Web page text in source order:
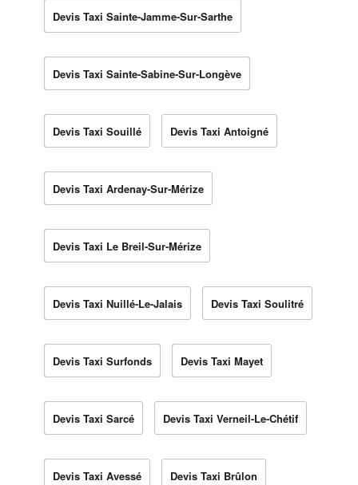
Devis Taxi Sainte-Jamme-Sur-Sarthe
Devis Taxi Sainte-Sabine-Sur-Longève
Devis Taxi Souillé Devis Taxi Antoigné
Devis Taxi Ardenay-Sur-Mérize
Devis Taxi Le Breil-Sur-Mérize
Devis Taxi Nuillé-Le-Jalais Devis Taxi Soulitré
Devis Taxi Surfonds Devis Taxi Mayet
Devis Taxi Sarcé Devis Taxi Verneil-Le-Chétif
Devis Taxi Avessé Devis Taxi Brûlon